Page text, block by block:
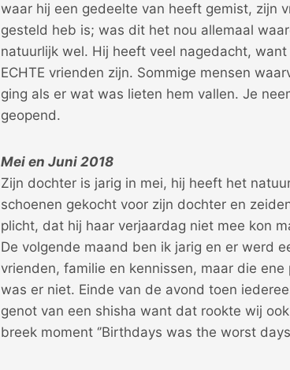
waar hij een gedeelte van heeft gemist, zijn
gesteld heb is; was dit het nou allemaal
natuurlijk wel. Hij heeft veel nagedacht,
ECHTE vrienden zijn. Sommige mensen
ging als er wat was lieten hem vallen. Je
geopend.
Mei en Juni 2018
Zijn dochter is jarig in mei, hij heeft het
schoenen gekocht voor zijn dochter en
plicht, dat hij haar verjaardag niet mee kon
De volgende maand ben ik jarig en er werd
vrienden, familie en kennissen, maar die
was er niet. Einde van de avond toen
genot van een shisha want dat rookte wij
breek moment ‘’Birthdays was the worst